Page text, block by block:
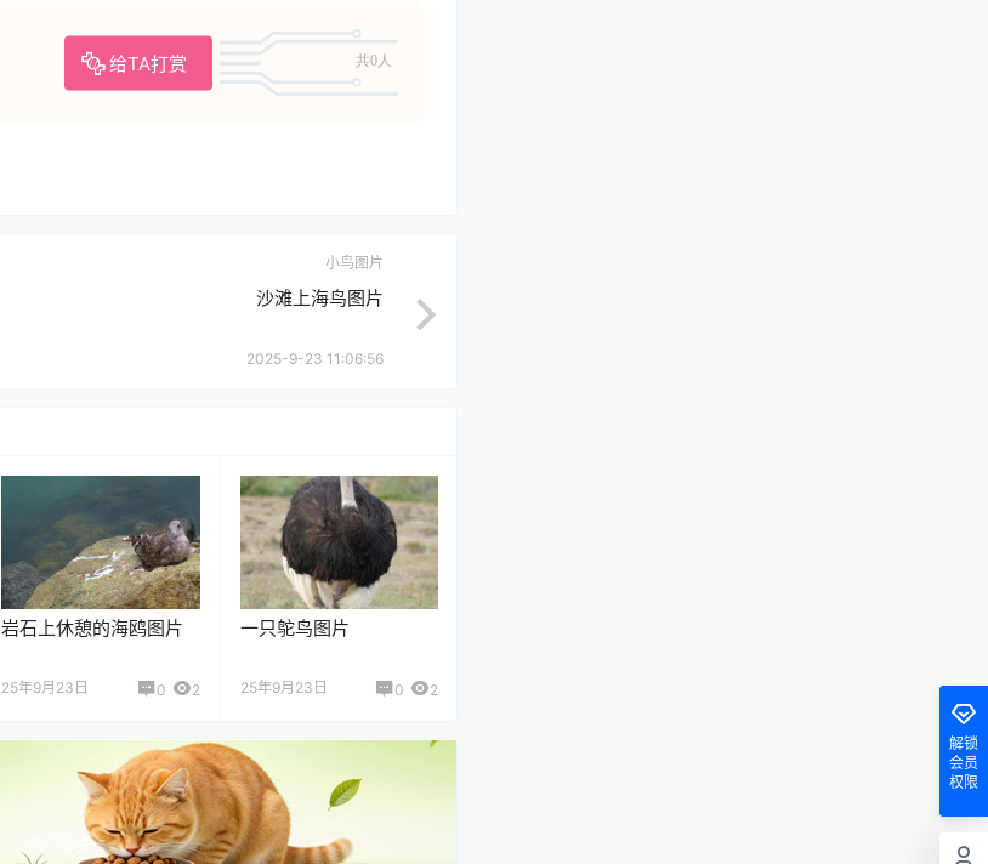
给TA打赏 共0人
小鸟图片
沙滩上海鸟图片
2025-9-23 11:06:56
岩石上休憩的海鸥图片
25年9月23日 0 2
一只鸵鸟图片
25年9月23日 0 2
解锁
会员
权限